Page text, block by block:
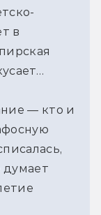
в
— кто и
думает